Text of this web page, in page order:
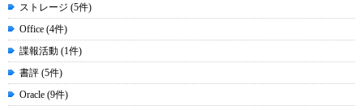
ストレージ (5件)
Office (4件)
諜報活動 (1件)
書評 (5件)
Oracle (9件)